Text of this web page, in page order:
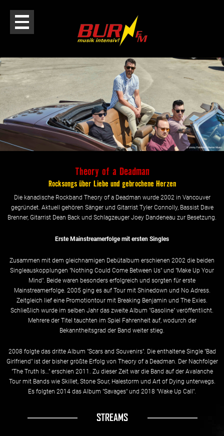
Theory of a Deadman
Rocksongs über Liebe und gebrochene Herzen
Die kanadische Rockband Theory of a Deadman wurde 2002 in Vancouver
gegründet. Aktuell gehören Sänger und Gitarrist Tyler Connolly, Bassist Dave
Brenner, Gitarrist Dean Back und Schlagzeuger Joey Dandeneau zur Besetzung.
Erste Mainstreamerfolge mit ersten Singles
Zusammen mit dem gleichnamigen Debütalbum erschienen 2002 die beiden
Singleauskopplungen "Nothing Could Come Between Us" und "Make Up Your
Mind". Beide waren besonders erfolgreich und sorgten für erste
Mainstreamerfolge. 2005 ging es auf Tour mit Shinedown und No Adress.
Zeitgleich lief eine Promotiontour mit Breaking Benjamin und The Exies.
Schließlich wurde im selben Jahr das zweite Album "Gasoline" veröffentlicht.
Mehrere der Titel tauchten im Spiel Fahrenheit auf, wodurch der
Bekanntheitsgrad der Band weiter stieg.
2008 folgte das dritte Album "Scars and Souvenirs". Die enthaltene Single "Bad
Girlfriend" ist der bisher größte Erfolg von Theory of a Deadman. Der Nachfolger
"The Truth Is…" erschien 2011. Zu dieser Zeit war die Band auf der Avalanche
Tour mit Bands wie Skillet, Stone Sour, Halestorm und Art of Dying unterwegs.
Es folgten 2014 das Album "Savages" und 2018 "Wake Up Call".
STREAMS